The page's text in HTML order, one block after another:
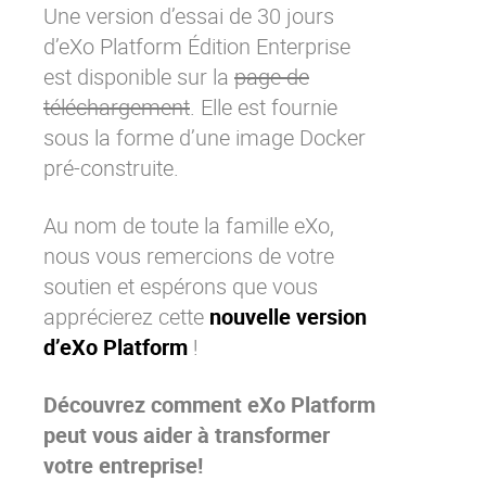
Une version d’essai de 30 jours
d’eXo Platform Édition Enterprise
est disponible sur la page de
téléchargement. Elle est fournie
sous la forme d’une image Docker
pré-construite.
Au nom de toute la famille eXo,
nous vous remercions de votre
soutien et espérons que vous
apprécierez cette nouvelle version
d’eXo Platform !
Découvrez comment eXo Platform
peut vous aider à transformer
votre entreprise!